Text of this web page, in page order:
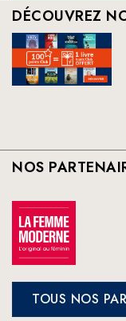
DÉCOUVREZ
NOS
TOUS NOS